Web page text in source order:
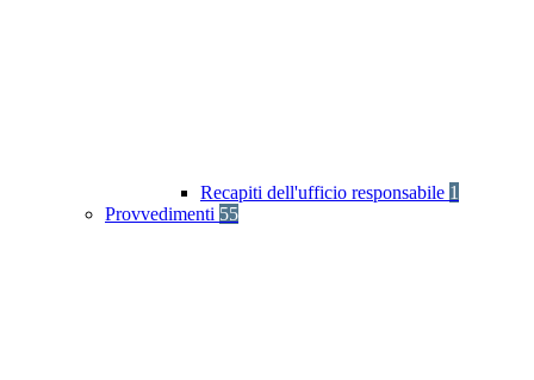
Recapiti dell'ufficio responsabile 1
Provvedimenti 55